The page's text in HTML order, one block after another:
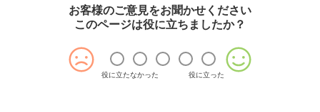
お客様のご意見をお聞かせください
このページは役に立ちましたか？
役に立たなかった 役に立った